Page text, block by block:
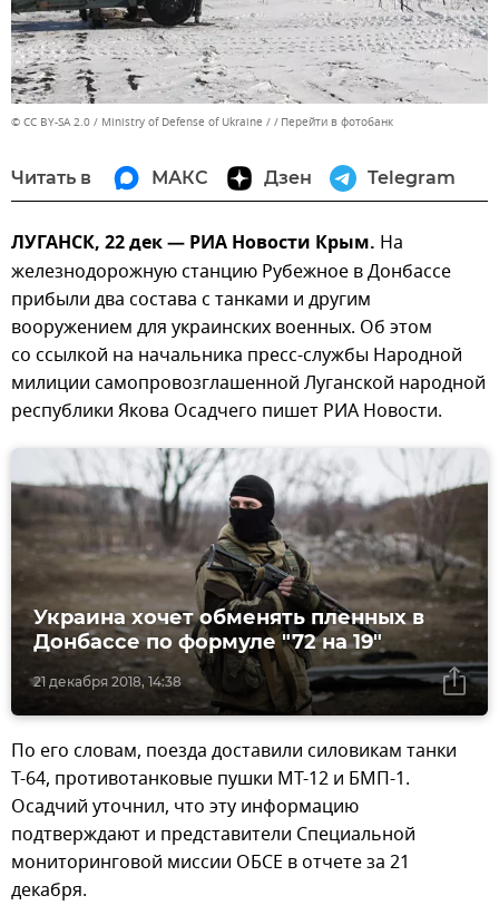
© CC BY-SA 2.0 / Ministry of Defense of Ukraine / Перейти в фотобанк
Читать в МАКС Дзен Telegram
ЛУГАНСК, 22 дек — РИА Новости Крым. На
железнодорожную станцию Рубежное в Донбассе
прибыли два состава с танками и другим
вооружением для украинских военных. Об этом
со ссылкой на начальника пресс-службы Народной
милиции самопровозглашенной Луганской народной
республики Якова Осадчего пишет РИА Новости.
21 декабря 2018, 14:38
Украина хочет обменять пленных в
Донбассе по формуле "72 на 19"
По его словам, поезда доставили силовикам танки
Т-64, противотанковые пушки МТ-12 и БМП-1.
Осадчий уточнил, что эту информацию
подтверждают и представители Специальной
мониторинговой миссии ОБСЕ в отчете за 21
декабря.